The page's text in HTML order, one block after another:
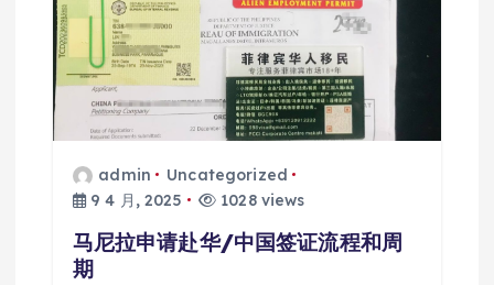
admin
Uncategorized
9 4 月, 2025
1028 views
马尼拉申请赴华/中国签证流程和周
期